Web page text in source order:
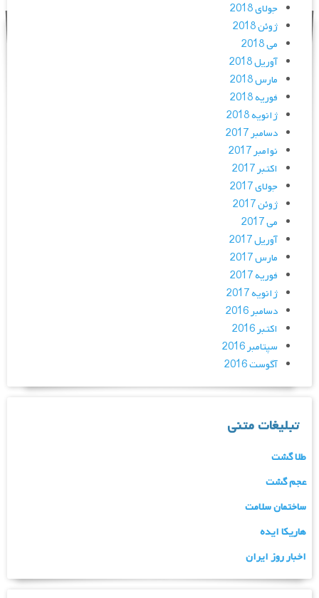
جولای 2018
ژوئن 2018
می 2018
آوریل 2018
مارس 2018
فوریه 2018
ژانویه 2018
دسامبر 2017
نوامبر 2017
اکتبر 2017
جولای 2017
ژوئن 2017
می 2017
آوریل 2017
مارس 2017
فوریه 2017
ژانویه 2017
دسامبر 2016
اکتبر 2016
سپتامبر 2016
آگوست 2016
تبلیغات متنی
طلا گشت
عجم گشت
ساختمان سلامت
هاریکا ایده
اخبار روز ایران